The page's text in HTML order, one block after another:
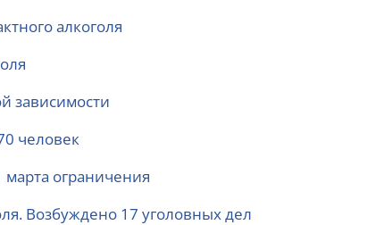
алкоголя
зависимости
человек
марта ограничения
Возбуждено 17 уголовных дел